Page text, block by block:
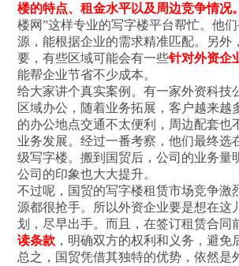
楼的特点、租金水平以及周边竞争情况
楼网”这样专业的写字楼平台帮忙。他
源，能根据企业的需求精准匹配。另外
要，有些区域可能会有一些针对外资企
能帮企业节省不少成本。
给大家讲个真实案例。有一家外资科技
区域办公，随着业务拓展，客户越来越
的办公地点交通不太便利，周边配套也
业务发展。经过一番考察，他们最终选
级写字楼。搬到国贸后，公司的业务量
公司的印象也大大提升。
不过呢，国贸的写字楼租赁市场竞争激
源都很抢手。所以外资企业要是想在这
划，尽早出手。而且，在签订租赁合同
读条款 ，明确双方的权利和义务，避免
总之，国贸凭借其独特的优势，依然是